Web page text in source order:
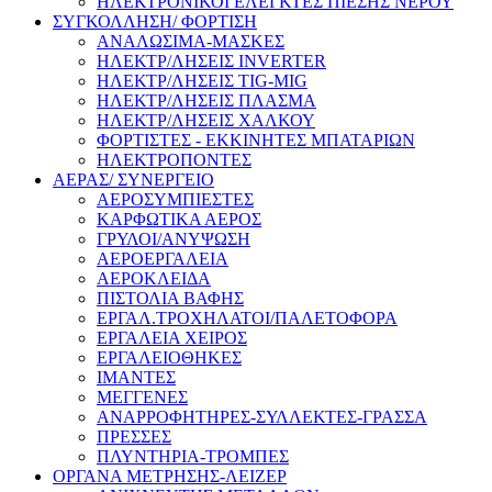
ΣΥΓΚΟΛΛΗΣΗ/ ΦΟΡΤΙΣΗ
ΑΝΑΛΩΣΙΜΑ-ΜΑΣΚΕΣ
ΗΛΕΚΤΡ/ΛΗΣΕΙΣ INVERTER
ΗΛΕΚΤΡ/ΛΗΣΕΙΣ TIG-MIG
ΗΛΕΚΤΡ/ΛΗΣΕΙΣ ΠΛΑΣΜΑ
ΗΛΕΚΤΡ/ΛΗΣΕΙΣ ΧΑΛΚΟΥ
ΦΟΡΤΙΣΤΕΣ - ΕΚΚΙΝΗΤΕΣ ΜΠΑΤΑΡΙΩΝ
ΗΛΕΚΤΡΟΠΟΝΤΕΣ
ΑΕΡΑΣ/ ΣΥΝΕΡΓΕΙΟ
ΑΕΡΟΣΥΜΠΙΕΣΤΕΣ
ΚΑΡΦΩΤΙΚΑ ΑΕΡΟΣ
ΓΡΥΛΟΙ/ΑΝΥΨΩΣΗ
ΑΕΡΟΕΡΓΑΛΕΙΑ
ΑΕΡΟΚΛΕΙΔΑ
ΠΙΣΤΟΛΙΑ ΒΑΦΗΣ
ΕΡΓΑΛ.ΤΡΟΧΗΛΑΤΟΙ/ΠΑΛΕΤΟΦΟΡΑ
ΕΡΓΑΛΕΙΑ ΧΕΙΡΟΣ
ΕΡΓΑΛΕΙΟΘΗΚΕΣ
ΙΜΑΝΤΕΣ
ΜΕΓΓΕΝΕΣ
ΑΝΑΡΡΟΦΗΤΗΡΕΣ-ΣΥΛΛΕΚΤΕΣ-ΓΡΑΣΣΑ
ΠΡΕΣΣΕΣ
ΠΛΥΝΤΗΡΙΑ-ΤΡΟΜΠΕΣ
ΟΡΓΑΝΑ ΜΕΤΡΗΣΗΣ-ΛΕΙΖΕΡ